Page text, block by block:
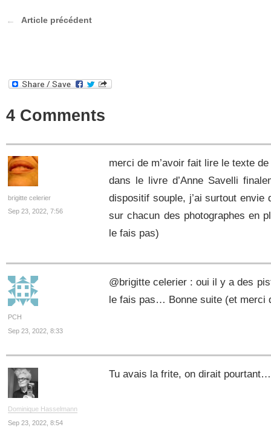
Article précédent
4 Comments
brigitte celerier
Sep 23, 2022, 7:56
merci de m’avoir fait lire le texte
dans le livre d’Anne Savelli
dispositif souple, j’ai surtout
sur chacun des photographes en
le fais pas)
PCH
Sep 23, 2022, 8:33
@brigitte celerier : oui il y a des
le fais pas… Bonne suite (et merci
Dominique Hasselmann
Sep 23, 2022, 8:54
Tu avais la frite, on dirait